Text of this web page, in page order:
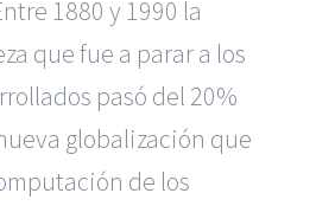
1880 y 1990 la
que fue a parar a los
pasó del 20%
globalización que
de los